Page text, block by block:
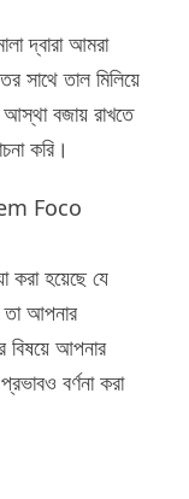
দ্বারা আমরা
সাথে তাল মিলিয়ে
বজায় রাখতে
করি।
em Foco
করা হয়েছে যে
তা আপনার
বিষয়ে আপনার
বর্ণনা করা